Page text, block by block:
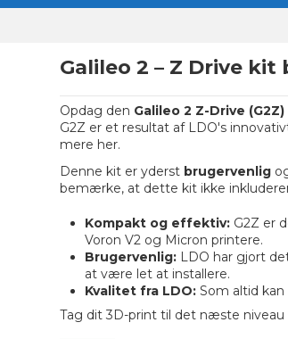
Galileo 2 – Z Drive kit
Opdag den Galileo 2 Z-Drive (G2Z)
G2Z er et resultat af LDO's
mere her.
Denne kit er yderst brugervenlig
bemærke, at dette kit ikke
Kompakt og effektiv:G2Z er
Voron V2 og Micron printere.
Brugervenlig:LDO har gjort
at være let at installere.
Kvalitet fra LDO:Som altid kan
Tag dit 3D-print til det næste niveau